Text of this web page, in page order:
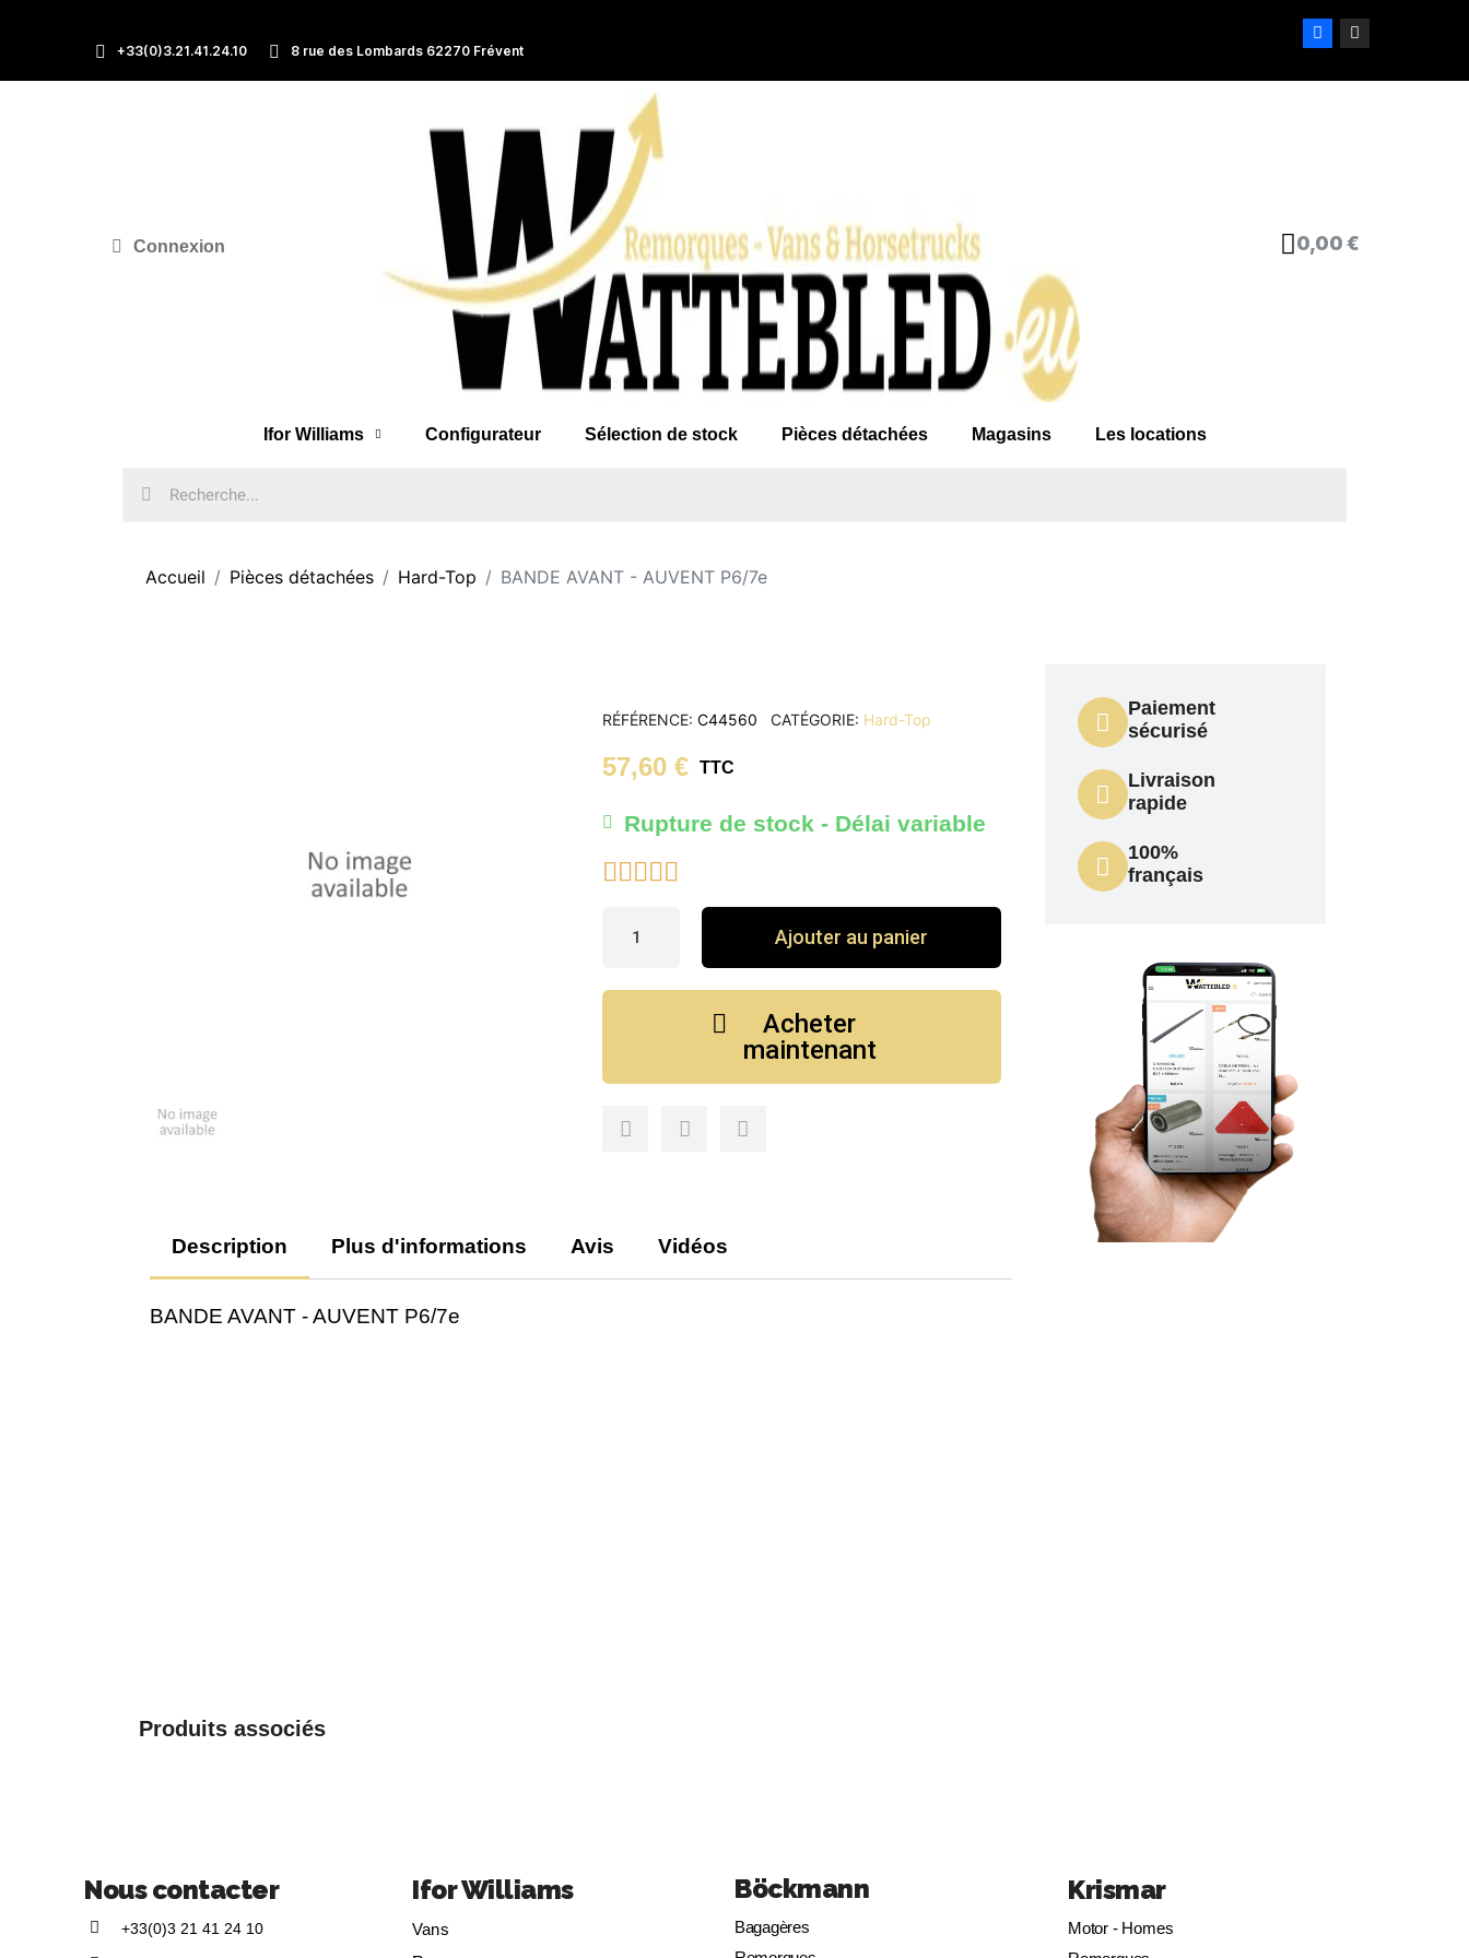
+33(0)3.21.41.24.10 8 rue des Lombards 62270 Frévent
Connexion 0,00 €
Ifor Williams Configurateur Sélection de stock Pièces détachées Magasins Les locations
Accueil Pièces détachées Hard-Top BANDE AVANT - AUVENT P6/7e
RÉFÉRENCE C44560 CATÉGORIE Hard-Top
57,60 € TTC
Rupture de stock - Délai variable
    
Ajouter au panier
Acheter
maintenant
Description Plus d'informations Avis Vidéos
BANDE AVANT - AUVENT P6/7e
Paiement
sécurisé
Livraison
rapide
100%
français
Produits associés
Nous contacter
+33(0)3 21 41 24 10
Ifor Williams
Vans
Böckmann
Bagagères
Krismar
Motor - Homes